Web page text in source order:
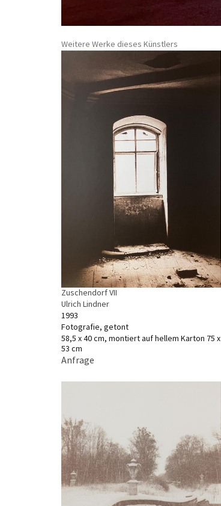
Weitere Werke dieses Künstlers
Zuschendorf VII
Ulrich Lindner
1993
Fotografie, getont
58,5 x 40 cm, montiert auf hellem Karton 75 x
53 cm
Anfrage